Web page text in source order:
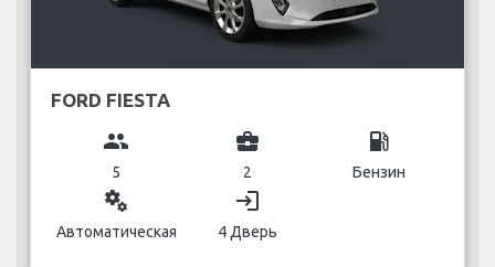
FORD FIESTA
group
5
business_center
2
local_gas_station
Бензин
miscellaneous_services
Автоматическая
login
4 Дверь